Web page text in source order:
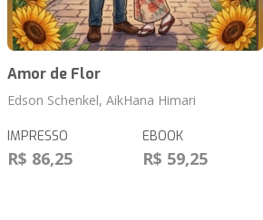
Amor de Flor
Edson Schenkel, AikHana Himari
IMPRESSO
R$ 86,25
EBOOK
R$ 59,25